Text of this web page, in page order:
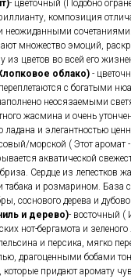
- цветочный (Подобно
композиция
неожиданными
множество эмоций,
из цветов во всей его
облако) -
с богатыми
неосязаемыми
жасмина и очень
ладана и элегантностью
морской ( Этот аромат
акватической
Сердце из лепестков
и розмарином. База
соснового дерева и
и дерево)- восточный (
нот-бергамота и
и персика, мягко
драгоценными бобами
придают аромату